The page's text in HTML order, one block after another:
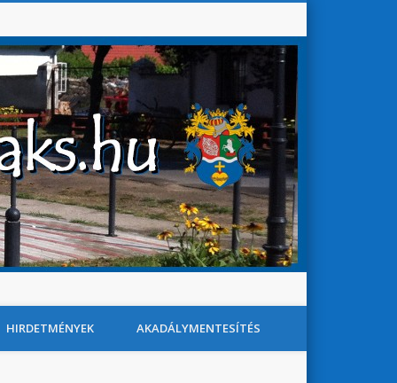
HIRDETMÉNYEK AKADÁLYMENTESÍTÉS